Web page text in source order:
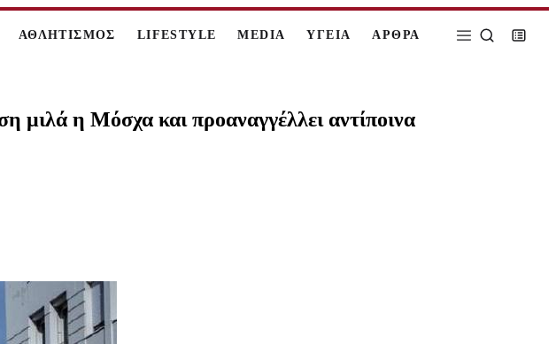
ΑΘΛΗΤΙΣΜΟΣ LIFESTYLE MEDIA ΥΓΕΙΑ ΑΡΘΡΑ
μιλά η Μόσχα και προαναγγέλλει αντίποινα